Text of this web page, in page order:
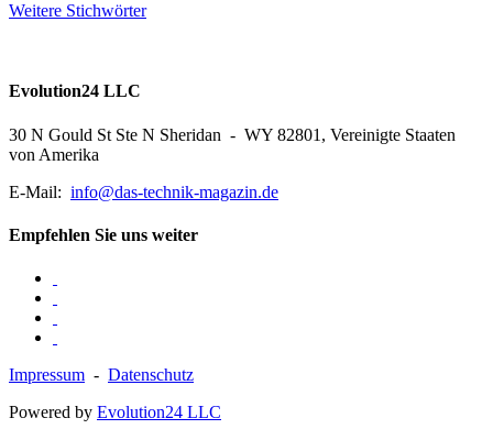
Weitere Stichwörter
Evolution24 LLC
30 N Gould St Ste N Sheridan - WY 82801, Vereinigte Staaten
von Amerika
E-Mail: info@das-technik-magazin.de
Empfehlen Sie uns weiter
Impressum - Datenschutz
Powered by Evolution24 LLC